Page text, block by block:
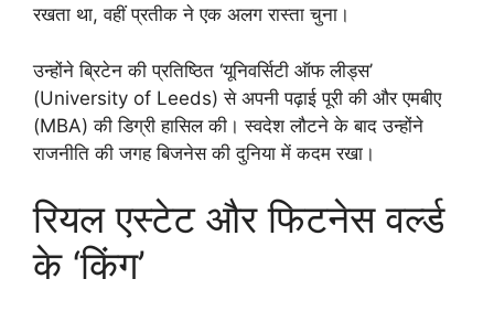
रखता था, वहीं प्रतीक ने एक अलग रास्ता चुना।
उन्होंने ब्रिटेन की प्रतिष्ठित ‘यूनिवर्सिटी ऑफ लीड्स’
(University of Leeds) से अपनी पढ़ाई पूरी की और एमबीए
(MBA) की डिग्री हासिल की। स्वदेश लौटने के बाद उन्होंने
राजनीति की जगह बिजनेस की दुनिया में कदम रखा।
रियल एस्टेट और फिटनेस वर्ल्ड
के ‘किंग’